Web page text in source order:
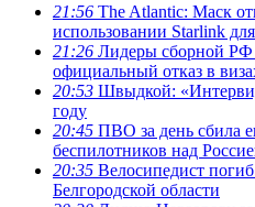
21:56 The Atlantic: Маск
использовании Starlink
21:26 Лидеры сборной РФ
официальный отказ в
20:53 Швыдкой:
году
20:45 ПВО за день сбила
беспилотников над
20:35 Велосипедист
Белгородской области